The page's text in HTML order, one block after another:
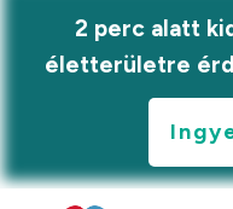
2 perc alatt
életterületre